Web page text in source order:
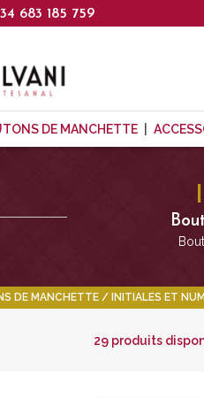
683 185 759
DE MANCHETTE
DE MANCHETTE INITIALES ET
29 produits